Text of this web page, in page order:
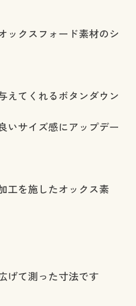
ックスフォード素材のシ
えてくれるボタンダウン
いサイズ感にアップデー
工を施したオックス素
げて測った寸法です